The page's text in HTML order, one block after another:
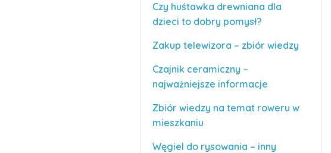
Czy huśtawka drewniana dla
dzieci to dobry pomysł?
Zakup telewizora – zbiór wiedzy
Czajnik ceramiczny –
najważniejsze informacje
Zbiór wiedzy na temat roweru w
mieszkaniu
Węgiel do rysowania – inny